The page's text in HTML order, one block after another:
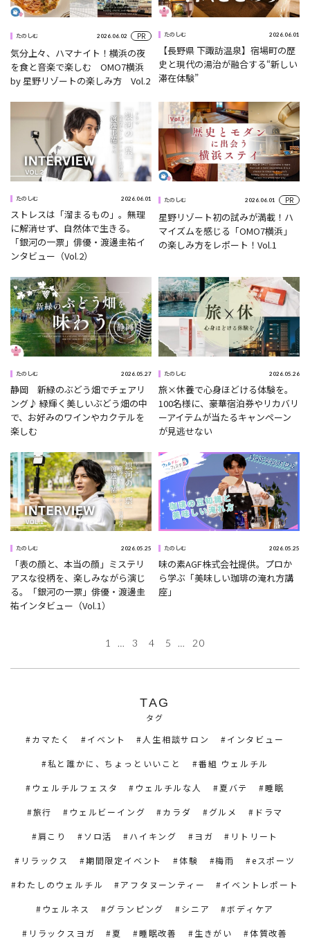
たのしむ 2026.06.02 PR
気分上々、ハマナイト！横浜の夜
を食と音楽で楽しむ OMO7横浜
by 星野リゾートの楽しみ方 Vol.2
たのしむ 2026.06.01
【長野県 下諏訪温泉】宿場町の歴
史と現代の湯治が融合する“新しい
滞在体験”
たのしむ 2026.06.01
ストレスは「溜まるもの」。無理
に解消せず、自然体で生きる。
「銀河の一票」俳優・渡邊圭祐イ
ンタビュー（Vol.2）
たのしむ 2026.06.01 PR
星野リゾート初の試みが満載！ハ
マイズムを感じる「OMO7横浜」
の楽しみ方をレポート！Vol.1
たのしむ 2026.05.27
静岡 新緑のぶどう畑でチェアリ
ング♪ 緑輝く美しいぶどう畑の中
で、お好みのワインやカクテルを
楽しむ
たのしむ 2026.05.26
旅×休養で心身ほどける体験を。
100名様に、豪華宿泊券やリカバリ
ーアイテムが当たるキャンペーン
が見逃せない
たのしむ 2026.05.25
「表の顔と、本当の顔」ミステリ
アスな役柄を、楽しみながら演じ
る。「銀河の一票」俳優・渡邊圭
祐インタビュー（Vol.1）
たのしむ 2026.05.25
味の素AGF株式会社提供。プロか
ら学ぶ「美味しい珈琲の淹れ方講
座」
1 … 3 4 5 … 20
TAG
タグ
カマたく イベント 人生相談サロン インタビュー
私と誰かに、ちょっといいこと 番組 ウェルチル
ウェルチルフェスタ ウェルチルな人 夏バテ 睡眠
旅行 ウェルビーイング カラダ グルメ ドラマ
肩こり ソロ活 ハイキング ヨガ リトリート
リラックス 期間限定イベント 体験 梅雨 eスポーツ
わたしのウェルチル アフタヌーンティー イベントレポート
ウェルネス グランピング シニア ボディケア
リラックスヨガ 夏 睡眠改善 生きがい 体質改善